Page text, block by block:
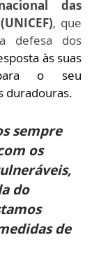
das
, que
defesa dos
às suas
o seu
duradouras.
sempre
os
do
de